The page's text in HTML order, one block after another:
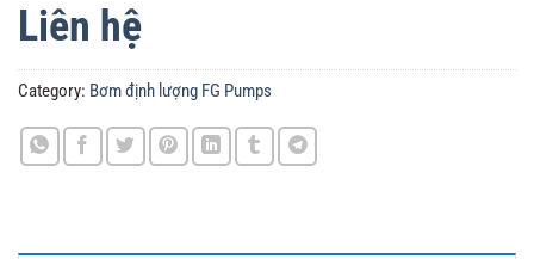
Liên hệ
Category: Bơm định lượng FG Pumps